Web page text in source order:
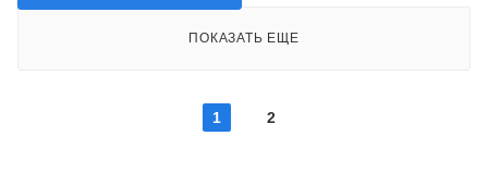
ПОКАЗАТЬ ЕЩЕ
1 2